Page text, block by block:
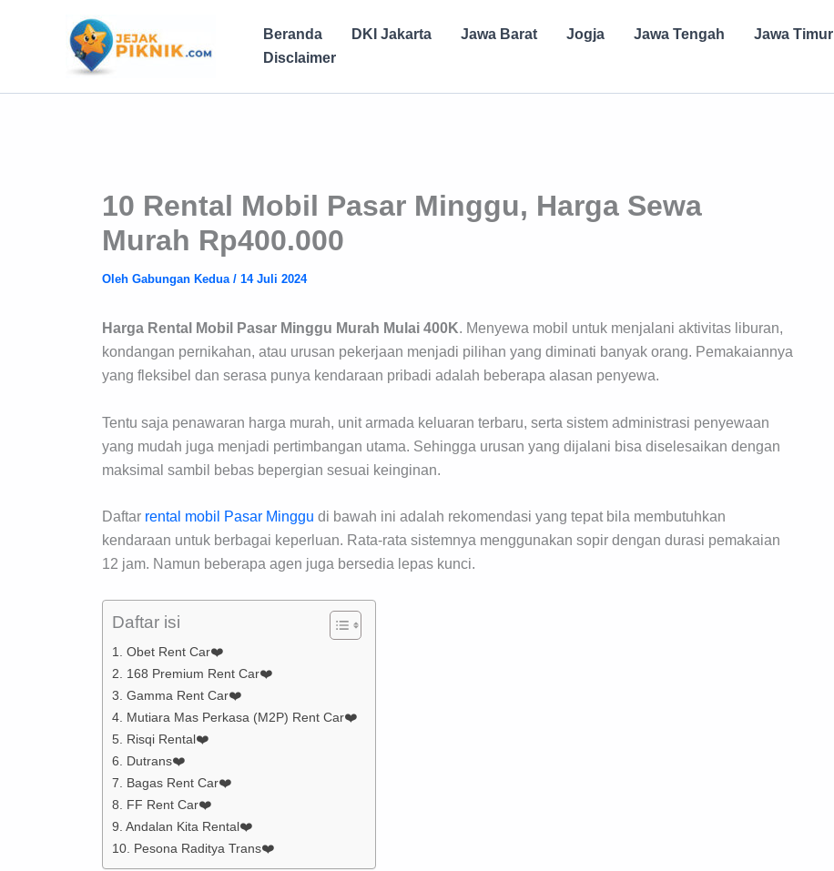
Beranda DKI Jakarta Jawa Barat Jogja Jawa Tengah Jawa Timur
Disclaimer
10 Rental Mobil Pasar Minggu, Harga Sewa
Murah Rp400.000
Oleh Gabungan Kedua / 14 Juli 2024
Harga Rental Mobil Pasar Minggu Murah Mulai 400K. Menyewa mobil untuk menjalani aktivitas liburan,
kondangan pernikahan, atau urusan pekerjaan menjadi pilihan yang diminati banyak orang. Pemakaiannya
yang fleksibel dan serasa punya kendaraan pribadi adalah beberapa alasan penyewa.
Tentu saja penawaran harga murah, unit armada keluaran terbaru, serta sistem administrasi penyewaan
yang mudah juga menjadi pertimbangan utama. Sehingga urusan yang dijalani bisa diselesaikan dengan
maksimal sambil bebas bepergian sesuai keinginan.
Daftar rental mobil Pasar Minggu di bawah ini adalah rekomendasi yang tepat bila membutuhkan
kendaraan untuk berbagai keperluan. Rata-rata sistemnya menggunakan sopir dengan durasi pemakaian
12 jam. Namun beberapa agen juga bersedia lepas kunci.
Daftar isi
1. Obet Rent Car❤️
2. 168 Premium Rent Car❤️
3. Gamma Rent Car❤️
4. Mutiara Mas Perkasa (M2P) Rent Car❤️
5. Risqi Rental❤️
6. Dutrans❤️
7. Bagas Rent Car❤️
8. FF Rent Car❤️
9. Andalan Kita Rental❤️
10. Pesona Raditya Trans❤️